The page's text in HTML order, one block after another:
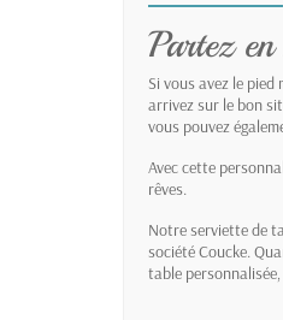
Partez
Si vous avez le
arrivez sur le bon
vous pouvez
Avec cette
rêves.
Notre serviette de
société Coucke.
table